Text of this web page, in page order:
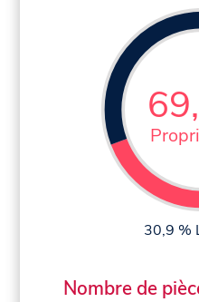
30,9 %
Nombre de